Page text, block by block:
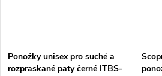
Ponožky unisex pro suché a
rozpraskané paty černé ITBS-